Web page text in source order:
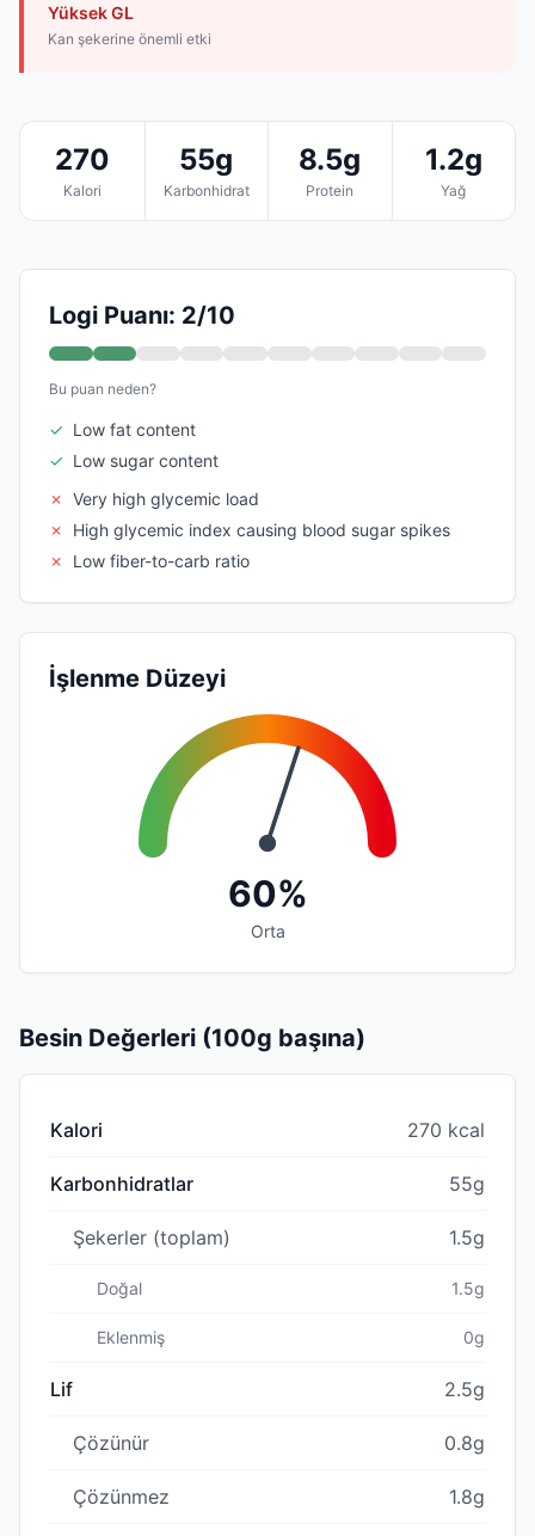
Yüksek GL
Kan şekerine önemli etki
270
Kalori
55g
Karbonhidrat
8.5g
Protein
1.2g
Yağ
Logi Puanı: 2/10
Bu puan neden?
✓ Low fat content
✓ Low sugar content
✗ Very high glycemic load
✗
High glycemic index causing blood sugar spikes
✗
Low fiber-to-carb ratio
İşlenme Düzeyi
60%
Orta
Besin Değerleri (100g başına)
Kalori 270 kcal
Karbonhidratlar 55g
Şekerler (toplam) 1.5g
Doğal 1.5g
Eklenmiş 0g
Lif 2.5g
Çözünür 0.8g
Çözünmez 1.8g